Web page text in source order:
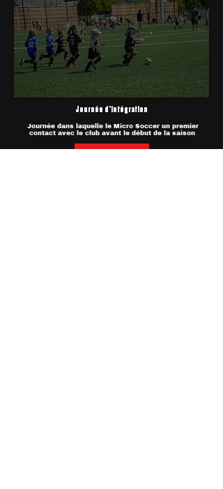
Journée d'intégration
Journée dans laquelle le Micro Soccer un premier
contact avec le club avant le début de la saison